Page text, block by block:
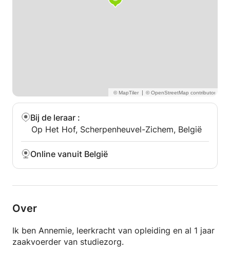
|
Bij de leraar :
Op Het Hof, Scherpenheuvel-Zichem, België
Online vanuit België
Over
Ik ben Annemie, leerkracht van opleiding en al 1 jaar
zaakvoerder van studiezorg.